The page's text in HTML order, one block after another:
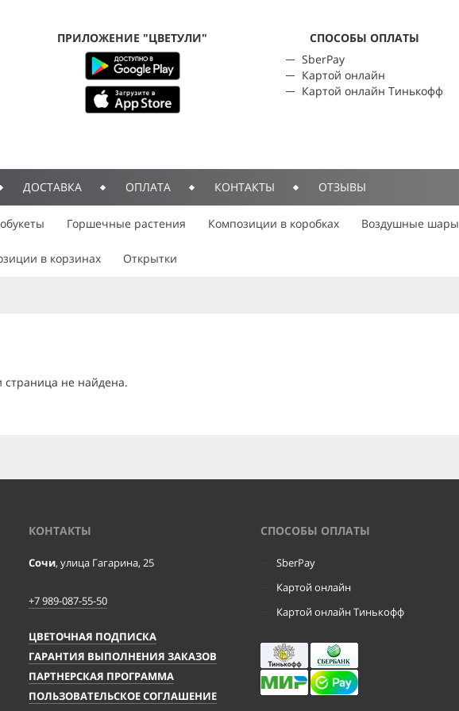
ПРИЛОЖЕНИЕ "ЦВЕТУЛИ"
CПОСОБЫ ОПЛАТЫ
SberPay
Картой онлайн
Картой онлайн Тинькофф
ДОСТАВКА ОПЛАТА КОНТАКТЫ ОТЗЫВЫ
Горшечные растения Композиции в коробках Воздушные шары
в корзинах Открытки
не найдена.
КОНТАКТЫ
Сочи, улица Гагарина, 25
+7 989-087-55-50
ЦВЕТОЧНАЯ ПОДПИСКА
ГАРАНТИЯ ВЫПОЛНЕНИЯ ЗАКАЗОВ
ПАРТНЕРСКАЯ ПРОГРАММА
ПОЛЬЗОВАТЕЛЬСКОЕ СОГЛАШЕНИЕ
CПОСОБЫ ОПЛАТЫ
SberPay
Картой онлайн
Картой онлайн Тинькофф